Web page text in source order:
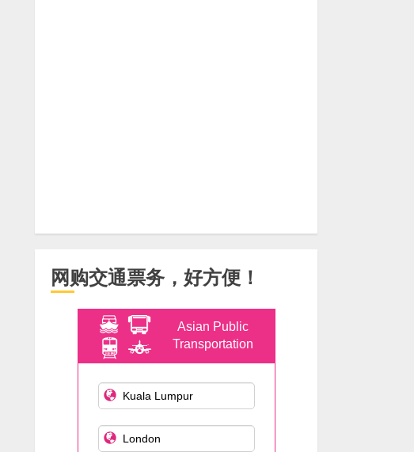
网购交通票务，好方便！
Asian Public
Transportation